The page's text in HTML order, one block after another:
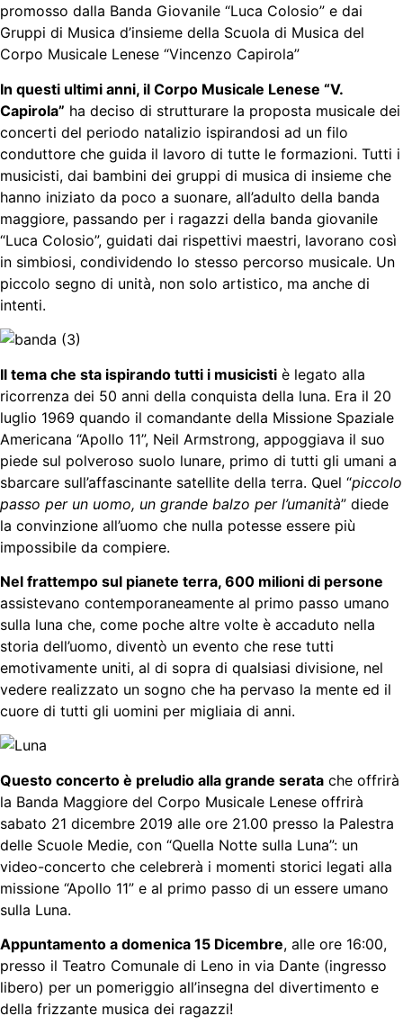
promosso dalla Banda Giovanile “Luca Colosio” e dai
Gruppi di Musica d’insieme della Scuola di Musica del
Corpo Musicale Lenese “Vincenzo Capirola”
In questi ultimi anni, il Corpo Musicale Lenese “V.
Capirola” ha deciso di strutturare la proposta musicale dei
concerti del periodo natalizio ispirandosi ad un filo
conduttore che guida il lavoro di tutte le formazioni. Tutti i
musicisti, dai bambini dei gruppi di musica di insieme che
hanno iniziato da poco a suonare, all’adulto della banda
maggiore, passando per i ragazzi della banda giovanile
“Luca Colosio”, guidati dai rispettivi maestri, lavorano così
in simbiosi, condividendo lo stesso percorso musicale. Un
piccolo segno di unità, non solo artistico, ma anche di
intenti.
Il tema che sta ispirando tutti i musicisti è legato alla
ricorrenza dei 50 anni della conquista della luna. Era il 20
luglio 1969 quando il comandante della Missione Spaziale
Americana “Apollo 11”, Neil Armstrong, appoggiava il suo
piede sul polveroso suolo lunare, primo di tutti gli umani a
sbarcare sull’affascinante satellite della terra. Quel “piccolo
passo per un uomo, un grande balzo per l’umanità” diede
la convinzione all’uomo che nulla potesse essere più
impossibile da compiere.
Nel frattempo sul pianete terra, 600 milioni di persone
assistevano contemporaneamente al primo passo umano
sulla luna che, come poche altre volte è accaduto nella
storia dell’uomo, diventò un evento che rese tutti
emotivamente uniti, al di sopra di qualsiasi divisione, nel
vedere realizzato un sogno che ha pervaso la mente ed il
cuore di tutti gli uomini per migliaia di anni.
Questo concerto è preludio alla grande serata che offrirà
la Banda Maggiore del Corpo Musicale Lenese offrirà
sabato 21 dicembre 2019 alle ore 21.00 presso la Palestra
delle Scuole Medie, con “Quella Notte sulla Luna”: un
video-concerto che celebrerà i momenti storici legati alla
missione “Apollo 11” e al primo passo di un essere umano
sulla Luna.
Appuntamento a domenica 15 Dicembre, alle ore 16:00,
presso il Teatro Comunale di Leno in via Dante (ingresso
libero) per un pomeriggio all’insegna del divertimento e
della frizzante musica dei ragazzi!